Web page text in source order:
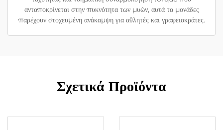
ανταποκρίνεται στην πυκνότητα των μυών, αυτά τα μονάδες
παρέχουν στοχευμένη ανάκαμψη για αθλητές και γραφειοκράτες.
Σχετικά Προϊόντα